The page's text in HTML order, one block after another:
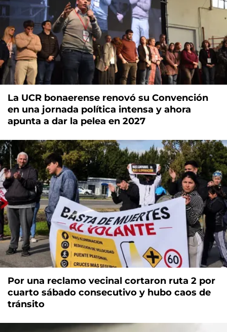
La UCR bonaerense renovó su Convención
en una jornada política intensa y ahora
apunta a dar la pelea en 2027
Por una reclamo vecinal cortaron ruta 2 por
cuarto sábado consecutivo y hubo caos de
tránsito